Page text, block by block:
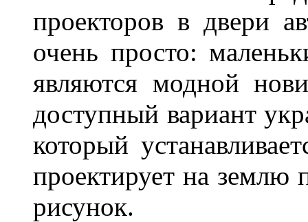
проекторов в двери
очень просто:
являются модной
доступный вариант
который
проектирует на землю
рисунок.